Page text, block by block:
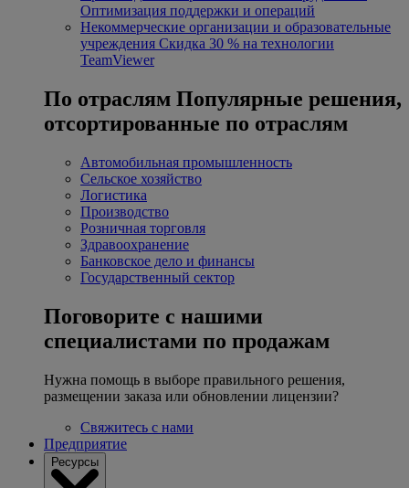
Оптимизация поддержки и операций
Некоммерческие организации и образовательные
учреждения Скидка 30 % на технологии
TeamViewer
По отраслям Популярные решения,
отсортированные по отраслям
Автомобильная промышленность
Сельское хозяйство
Логистика
Производство
Розничная торговля
Здравоохранение
Банковское дело и финансы
Государственный сектор
Поговорите с нашими
специалистами по продажам
Нужна помощь в выборе правильного решения,
размещении заказа или обновлении лицензии?
Свяжитесь с нами
Предприятие
Ресурсы